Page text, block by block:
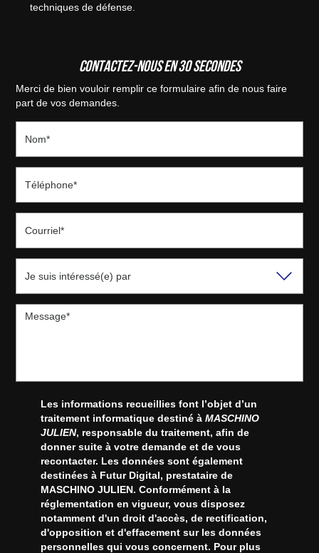
techniques de défense.
Contactez-nous en 30 secondes
Merci de bien vouloir remplir ce formulaire afin de nous faire
part de vos demandes.
Les informations recueillies font l’objet d’un
traitement informatique destiné à MASCHINO
JULIEN, responsable du traitement, afin de
donner suite à votre demande et de vous
recontacter. Les données sont également
destinées à Futur Digital, prestataire de
MASCHINO JULIEN. Conformément à la
réglementation en vigueur, vous disposez
notamment d'un droit d'accès, de rectification,
d'opposition et d'effacement sur les données
personnelles qui vous concernent. Pour plus